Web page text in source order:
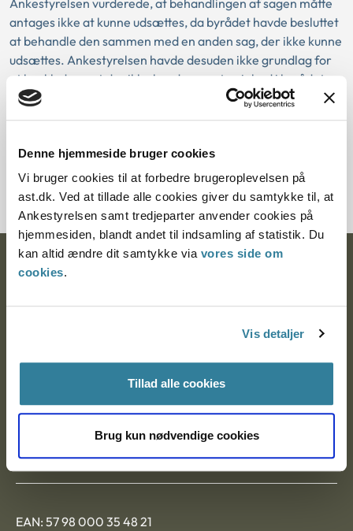
Denne hjemmeside bruger cookies
Vi bruger cookies til at forbedre brugeroplevelsen på
ast.dk. Ved at tillade alle cookies giver du samtykke til, at
Ankestyrelsen samt tredjeparter anvender cookies på
hjemmesiden, blandt andet til indsamling af statistik. Du
kan altid ændre dit samtykke via vores side om
cookies.
Vis detaljer
Tillad alle cookies
Brug kun nødvendige cookies
Ankestyrelsen vurderede, at behandlingen af sagen måtte
antages ikke at kunne udsættes, da byrådet havde besluttet
at behandle den sammen med en anden sag, der ikke kunne
udsættes. Ankestyrelsen havde desuden ikke grundlag for
at konkludere, at der ikke havde været enighed i byrådet
om at behandle sagen uanset fristoverskridelsen.
Download PDF
Ankestyrelsen
Ankestyrelsen Aalborg
Ankestyrelsen København
EAN: 57 98 000 35 48 21